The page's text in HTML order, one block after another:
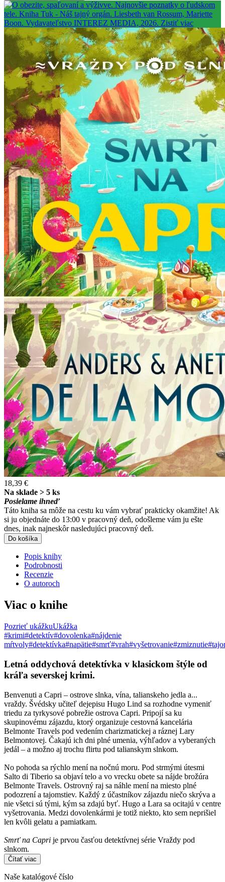
18,39 €
Na sklade > 5 ks
Posielame ihneď
Táto kniha sa môže na cestu ku vám vybrať prakticky okamžite! Ak
si ju objednáte do 13:00 v pracovný deň, odošleme vám ju ešte
dnes, inak najneskôr nasledujúci pracovný deň.
Do košíka
Popis knihy
Podrobnosti
Recenzie
O autoroch
Viac o knihe
Pozrieť ukážkuUkážka
#krimi#detektív#dovolenka#nájdenie
mŕtvoly#detektívka#napätie#smrť#vrah#vyšetrovanie#zmiznutie
Letná oddychová detektívka v klasickom štýle od
kráľa severskej krimi.
Benvenuti a Capri – ostrove slnka, vína, talianskeho jedla a...
vraždy. Švédsky učiteľ dejepisu Hugo Lind sa rozhodne vymeniť
triedu za tyrkysové pobrežie ostrova Capri. Pripojí sa ku
skupinovému zájazdu, ktorý organizuje cestovná kancelária
Belmonte Travels pod vedením charizmatickej a ráznej Lary
Belmontovej. Čakajú ich dni plné umenia, výhľadov a vyberaných
jedál – a možno aj trochu flirtu pod talianskym slnkom.
No pohoda sa rýchlo mení na nočnú moru. Pod strmými útesmi
Salto di Tiberio sa objaví telo a vo vrecku obete sa nájde brožúra
Belmonte Travels. Ostrovný raj sa náhle mení na miesto plné
podozrení a tajomstiev. Každý z účastníkov zájazdu niečo skrýva a
nie všetci sú tými, kým sa zdajú byť. Hugo a Lara sa ocitajú v centre
vyšetrovania. Medzi dovolenkármi je totiž niekto, kto sem neprišiel
len kvôli gelatu a pamiatkam.
Smrť na Capri je prvou časťou detektívnej série Vraždy pod
slnkom.
Čítať viac
Naše katalógové číslo